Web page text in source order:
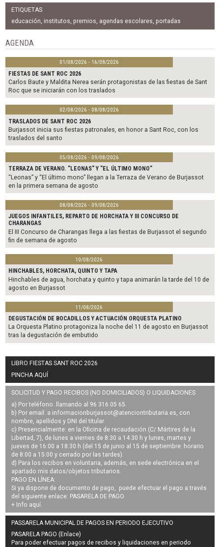
c
e
b
o
o
k
i
t
t
e
l
ETIQUETAS
educación, institutos, premios, agendas escolares, portadas
AGENDA
01/08/2026 - 16/08/2026
FIESTAS DE SANT ROC 2026
Carlos Baute y Maldita Nerea serán protagonistas de las fiestas de Sant
Roc que se iniciarán con los traslados
02/08/2026 - 08/08/2026
TRASLADOS DE SANT ROC 2026
Burjassot inicia sus fiestas patronales, en honor a Sant Roc, con los
traslados del santo
05/08/2026 - 09/08/2026
TERRAZA DE VERANO. "LEONAS" Y "EL ÚLTIMO MONO"
“Leonas” y “El último mono” llegan a la Terraza de Verano de Burjassot
en la primera semana de agosto
08/08/2026 - 09/08/2026
JUEGOS INFANTILES, REPARTO DE HORCHATA Y III CONCURSO DE
CHARANGAS
El III Concurso de Charangas llega a las fiestas de Burjassot el segundo
fin de semana de agosto
10/08/2026
HINCHABLES, HORCHATA, QUINTO Y TAPA
Hinchables de agua, horchata y quinto y tapa animarán la tarde del 10 de
agosto en Burjassot
11/08/2026
DEGUSTACIÓN DE BOCADILLOS Y ACTUACIÓN ORQUESTA PLATINO
La Orquesta Platino protagoniza la noche del 11 de agosto en Burjassot
tras la degustación de embutido
LIBRO FIESTAS SANT ROC 2026
PINCHA AQUÍ
SOLICITUD Y PAGO RECIBOS (NO DOMICILIADOS) O LIQUIDACIONES
a) Por teléfono: llamando al 96 316 05 65.
b) Por email: a informacionburjassot@atenciontributaria.es, con
nombre, apellidos y DNI del titular.
c) Presencialmente: en la Oficina de recaudación (C/ Mártires de la
Libertad, 7), de lunes a viernes de 8:30 a 14:30 h y lunes, martes y
jueves de 16:00 a 18:30 h (del 15 de junio al 15 de septiembre: horario
de 8:00 a 15:00 y cerrado por las tardes).
d) Para los recibos en voluntaria, además, en sede electrónica en el
apartado mis datos/objetos tributarios.
PAGO EN LÍNEA:
Si ya dispone de documento de pago, puede efectuar el pago a través
del siguiente enlace: PASARELA DE PAGO
+ Info aquí.
PASSARELA MUNICIPAL DE PAGOS EN PERIODO EJECUTIVO
PASARELA PAGO (Enlace)
Para poder efectuar pagos derecibos y liquidaciones en periodo